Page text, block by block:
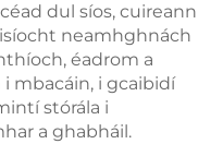
dul síos, cuireann
neamhghnách
éadrom a
mbacáin, i gcaibidí
stórála i
a ghabháil.